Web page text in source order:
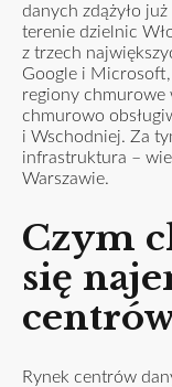
danych zdążyło
terenie dzielnic
z trzech
Google i
regiony chmurowe
chmurowo
i Wschodniej. Za
infrastruktura –
Warszawie.
Czym
się
Rynek centrów